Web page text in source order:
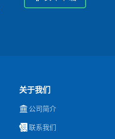
关于我们
公司简介
联系我们